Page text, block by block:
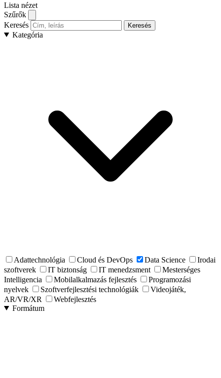
Lista nézet
Szűrők
Keresés
Keresés
Kategória
Adattechnológia Cloud és DevOps Data Science
Irodai
szoftverek
IT biztonság IT menedzsment
Mesterséges
Intelligencia
Mobilalkalmazás fejlesztés
Programozási
nyelvek
Szoftverfejlesztési technológiák
Videojáték,
AR/VR/XR
Webfejlesztés
Formátum